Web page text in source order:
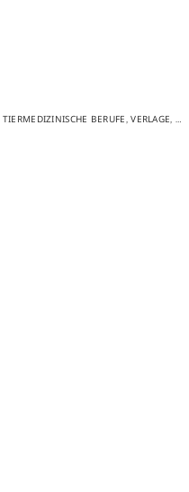
TIERMEDIZINISCHE BERUFE,VERLAGE,